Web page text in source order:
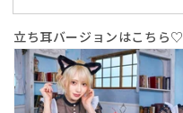
ン
【ク
リ
ア
ン
【ク
リ
ア
立ち耳バージョンはこちら♡